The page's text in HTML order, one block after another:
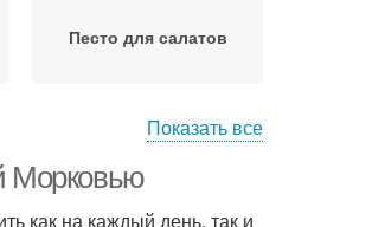
Песто для салатов
Показать все
Морковью
как на каждый день, так и